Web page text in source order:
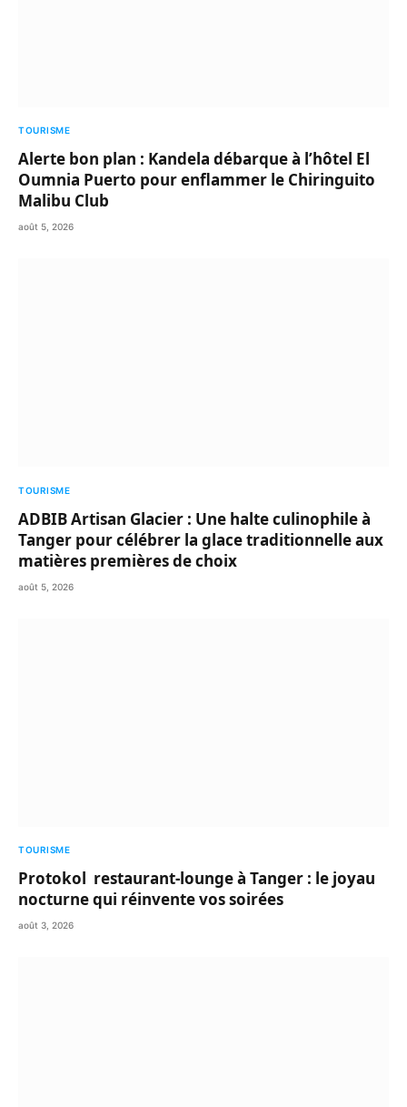
TOURISME
Alerte bon plan : Kandela débarque à l’hôtel El
Oumnia Puerto pour enflammer le Chiringuito
Malibu Club
août 5, 2026
TOURISME
ADBIB Artisan Glacier : Une halte culinophile à
Tanger pour célébrer la glace traditionnelle aux
matières premières de choix
août 5, 2026
TOURISME
Protokol restaurant-lounge à Tanger : le joyau
nocturne qui réinvente vos soirées
août 3, 2026